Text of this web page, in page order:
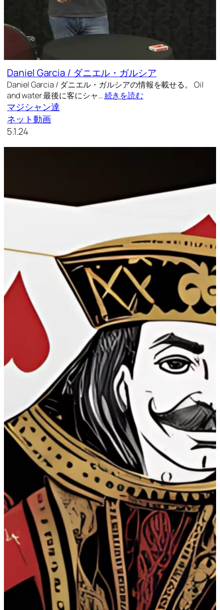
Daniel Garcia / ダニエル・ガルシア
Daniel Garcia / ダニエル・ガルシアの情報を載せる。 Oil
and water 最後に客にシャ…続きを読む
マジシャン達
ネット動画
5.1.24